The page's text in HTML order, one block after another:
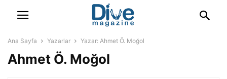
Ana Sayfa Yazarlar Yazar: Ahmet Ö. Moğol
Ahmet Ö. Moğol